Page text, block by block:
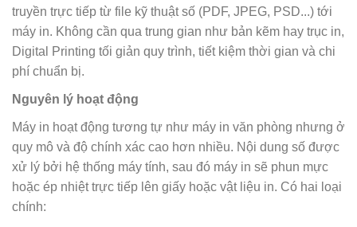
truyền trực tiếp từ file kỹ thuật số (PDF, JPEG, PSD...) tới
máy in. Không cần qua trung gian như bản kẽm hay trục in,
Digital Printing tối giản quy trình, tiết kiệm thời gian và chi
phí chuẩn bị.
Nguyên lý hoạt động
Máy in hoạt động tương tự như máy in văn phòng nhưng ở
quy mô và độ chính xác cao hơn nhiều. Nội dung số được
xử lý bởi hệ thống máy tính, sau đó máy in sẽ phun mực
hoặc ép nhiệt trực tiếp lên giấy hoặc vật liệu in. Có hai loại
chính: